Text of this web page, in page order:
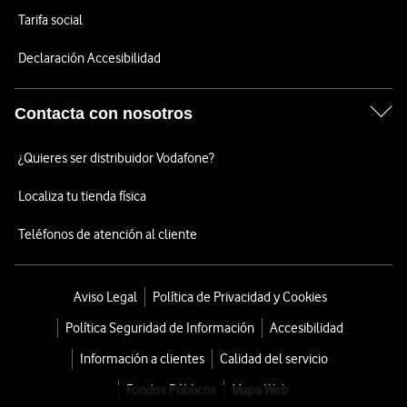
Tarifa social
Declaración Accesibilidad
Contacta con nosotros
¿Quieres ser distribuidor Vodafone?
Localiza tu tienda física
Teléfonos de atención al cliente
Aviso Legal
Política de Privacidad y Cookies
Política Seguridad de Información
Accesibilidad
Información a clientes
Calidad del servicio
Fondos Públicos
Mapa Web